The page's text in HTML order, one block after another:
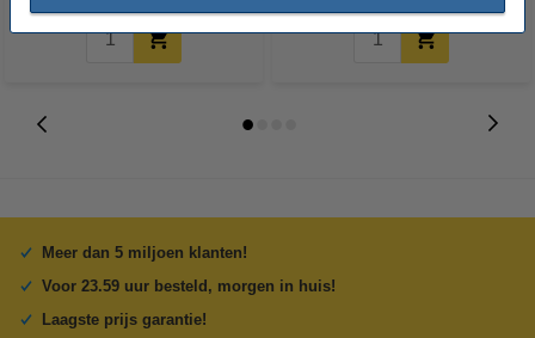
Meer dan 5 miljoen klanten!
Voor 23.59 uur besteld, morgen in huis!
Laagste prijs garantie!